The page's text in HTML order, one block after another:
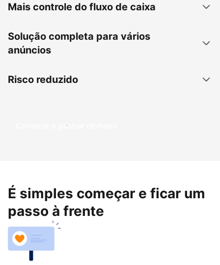
Mais controle do fluxo de caixa
Solução completa para vários
anúncios
Risco reduzido
Começar a ganhar dinheiro
É simples começar e ficar um
passo à frente